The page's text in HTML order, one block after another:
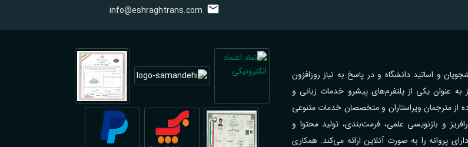
info@eshraghtrans.com
دانشجویان و اساتید دانشگاه و در پاسخ به نیاز روزافزون
عنوان یکی از پلتفرم‌های پیشرو خدمات زبانی و
از مترجمان ویراستاران و متخصصان خدمات متنوعی
و بازنویسی علمی، فرمت‌بندی، تولید محتوا و
پروانه را به صورت آنلاین ارائه می‌کند. همکاری